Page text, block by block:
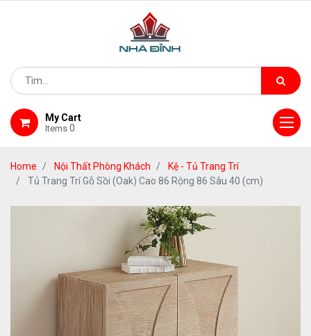
My Cart
Items 0
Home Nội Thất Phòng Khách
Kệ - Tủ Trang Trí
Tủ Trang Trí Gỗ Sồi (Oak) Cao 86 Rộng 86 Sâu 40 (cm)